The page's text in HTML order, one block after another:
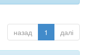
назад 1 далі